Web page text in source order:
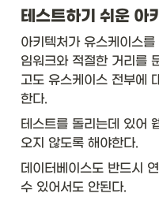
테스트하기 쉬운 아
아키텍처가 유스케이스
임워크와 적절한 거리를
고도 유스케이스 전부에
한다.
테스트를 돌리는데 있어
오지 않도록 해야한다.
데이터베이스도 반드시
수 있어서도 안된다.